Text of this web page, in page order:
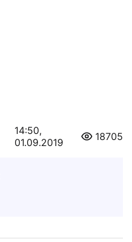
14:50,
01.09.2019
18705